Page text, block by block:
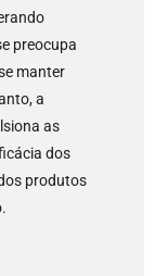
preocupa
manter
a
as
dos
produtos